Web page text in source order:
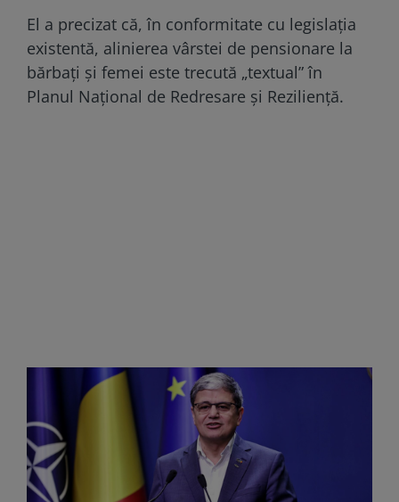
El a precizat că, în conformitate cu legislaţia
existentă, alinierea vârstei de pensionare la
bărbaţi şi femei este trecută „textual” în
Planul Naţional de Redresare şi Rezilienţă.